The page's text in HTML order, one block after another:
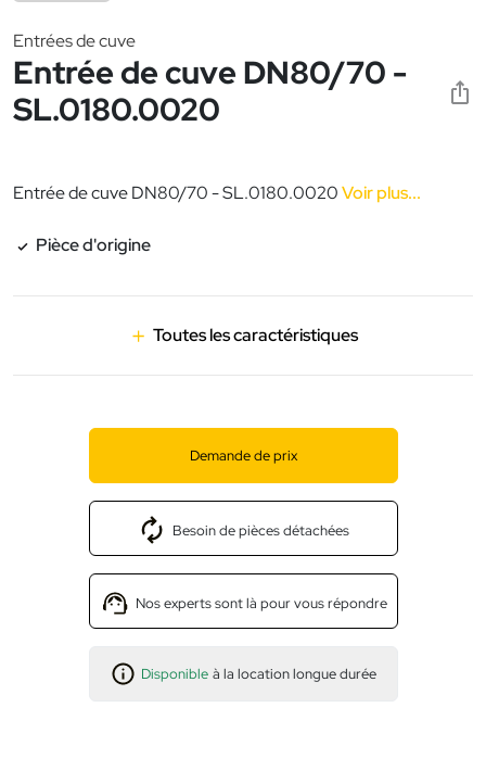
Entrées de cuve
Entrée de cuve DN80/70 -
SL.0180.0020
Entrée de cuve DN80/70 - SL.0180.0020Voir plus...
Pièce d'origine
Toutes les caractéristiques
Demande de prix
Besoin de pièces détachées
Nos experts sont là pour vous répondre
Disponible à la location longue durée